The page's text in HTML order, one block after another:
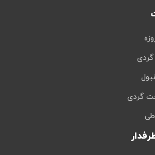
گردی
گردی